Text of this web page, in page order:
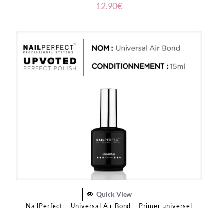
12.90€
Quick View
NailPerfect – Universal Air Bond – Primer universel